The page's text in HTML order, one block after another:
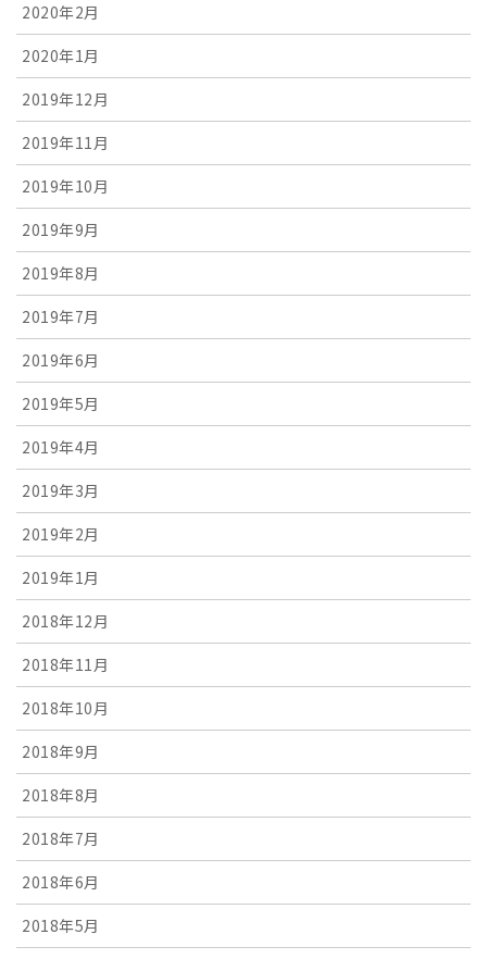
2020年2月
2020年1月
2019年12月
2019年11月
2019年10月
2019年9月
2019年8月
2019年7月
2019年6月
2019年5月
2019年4月
2019年3月
2019年2月
2019年1月
2018年12月
2018年11月
2018年10月
2018年9月
2018年8月
2018年7月
2018年6月
2018年5月